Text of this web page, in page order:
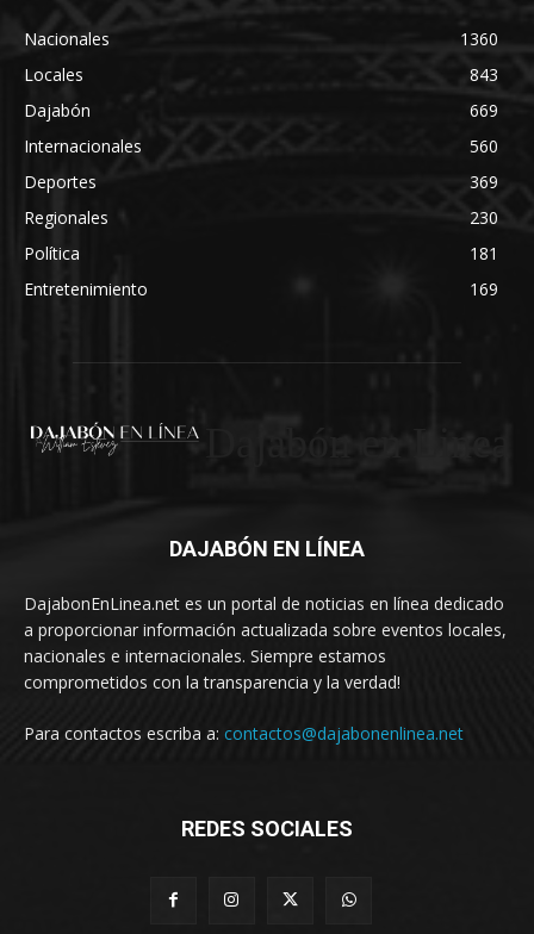
Nacionales
1360
Locales
843
Dajabón
669
Internacionales
560
Deportes
369
Regionales
230
Política
181
Entretenimiento
169
DAJABÓN EN LÍNEA
DajabonEnLinea.net es un portal de noticias en línea dedicado
a proporcionar información actualizada sobre eventos locales,
nacionales e internacionales. Siempre estamos
comprometidos con la transparencia y la verdad!
Para contactos escriba a: contactos@dajabonenlinea.net
REDES SOCIALES